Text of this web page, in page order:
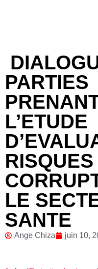
PARTIES
L’ETUDE
LE
SANTE
Ange Chiza juin 10,